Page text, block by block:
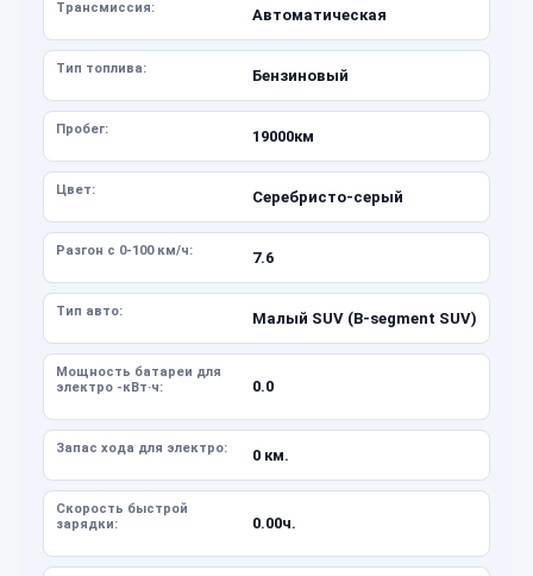
Трансмиссия: Автоматическая
Тип топлива: Бензиновый
Пробег: 19000км
Цвет: Серебристо-серый
Разгон с 0-100 км/ч: 7.6
Тип авто: Малый SUV (B-segment SUV)
Мощность батареи для
электро -кВт·ч:
0.0
Запас хода для электро: 0 км.
Скорость быстрой
зарядки:
0.00ч.